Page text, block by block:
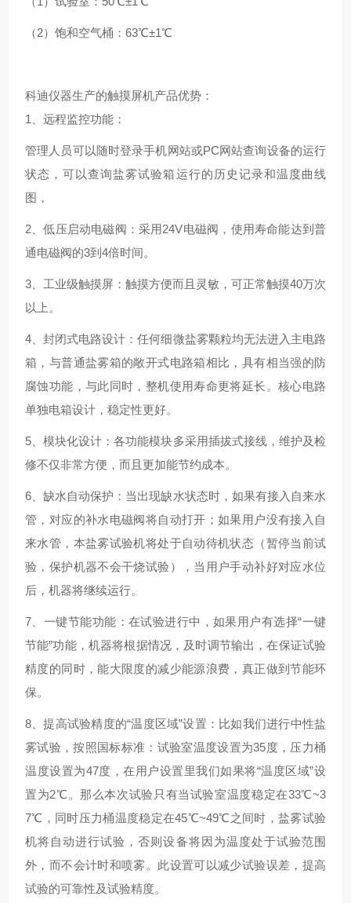
（2）饱和空气桶：63℃±1℃
科迪仪器生产的触摸屏机产品优势：
1、远程监控功能：
管理人员可以随时登录手机网站或PC网站查询设备的运行
状态，可以查询盐雾试验箱运行的历史记录和温度曲线
图，
2、低压启动电磁阀：采用24V电磁阀，使用寿命能达到普
通电磁阀的3到4倍时间。
3、工业级触摸屏：触摸方便而且灵敏，可正常触摸40万次
以上。
4、封闭式电路设计：任何细微盐雾颗粒均无法进入主电路
箱，与普通盐雾箱的敞开式电路箱相比，具有相当强的防
腐蚀功能，与此同时，整机使用寿命更将延长。核心电路
单独电箱设计，稳定性更好。
5、模块化设计：各功能模块多采用插拔式接线，维护及检
修不仅非常方便，而且更加能节约成本。
6、缺水自动保护：当出现缺水状态时，如果有接入自来水
管，对应的补水电磁阀将自动打开；如果用户没有接入自
来水管，本盐雾试验机将处于自动待机状态（暂停当前试
验，保护机器不会干烧试验），当用户手动补好对应水位
后，机器将继续运行。
7、一键节能功能：在试验进行中，如果用户有选择“一键
节能”功能，机器将根据情况，及时调节输出，在保证试验
精度的同时，能大限度的减少能源浪费，真正做到节能环
保。
8、提高试验精度的“温度区域”设置：比如我们进行中性盐
雾试验，按照国标标准：试验室温度设置为35度，压力桶
温度设置为47度，在用户设置里我们如果将“温度区域”设
置为2℃。那么本次试验只有当试验室温度稳定在33℃~3
7℃，同时压力桶温度稳定在45℃~49℃之间时，盐雾试验
机将自动进行试验，否则设备将因为温度处于试验范围
外，而不会计时和喷雾。此设置可以减少试验误差，提高
试验的可靠性及试验精度。